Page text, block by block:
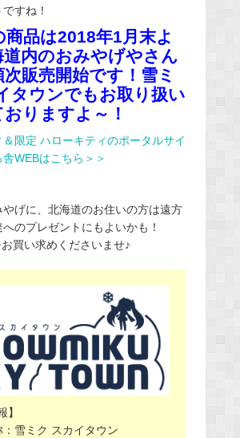
すね！
商品は2018年1月末よ
道内のおみやげやさん
販売開始です！ 雪ミ
タウンでもお取り扱い
りますよ～！
＆限定 ハローキティのポータルサイ
WEBはこちら＞＞
げに、北海道のお住いの方は遠方
のプレゼントにもよいかも！
買い求めくださいませ♪
】
雪ミク スカイタウン